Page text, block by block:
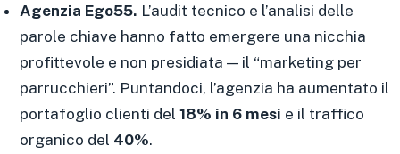
Agenzia Ego55. L’audit tecnico e l’analisi delle
parole chiave hanno fatto emergere una nicchia
profittevole e non presidiata — il “marketing per
parrucchieri”. Puntandoci, l’agenzia ha aumentato il
portafoglio clienti del18% in 6 mesi e il traffico
organico del 40%.